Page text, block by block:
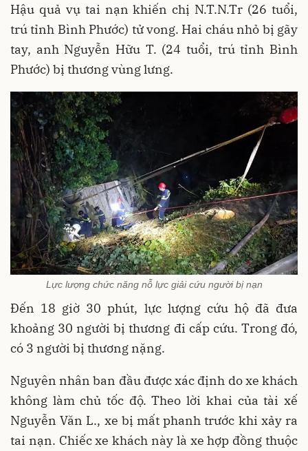
Hậu quả vụ tai nạn khiến chị N.T.N.Tr (26 tuổi,
trú tỉnh Bình Phước) tử vong. Hai cháu nhỏ bị gãy
tay, anh Nguyễn Hữu T. (24 tuổi, trú tỉnh Bình
Phước) bị thương vùng lưng.
Lực lượng chức năng nỗ lực giải cứu người bị nạn
Đến 18 giờ 30 phút, lực lượng cứu hộ đã đưa
khoảng 30 người bị thương đi cấp cứu. Trong đó,
có 3 người bị thương nặng.
Nguyên nhân ban đầu được xác định do xe khách
không làm chủ tốc độ. Theo lời khai của tài xế
Nguyễn Văn L., xe bị mất phanh trước khi xảy ra
tai nạn. Chiếc xe khách này là xe hợp đồng thuộc